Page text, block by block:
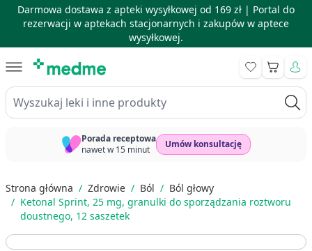
Darmowa dostawa z apteki wysyłkowej od 169 zł | Portal do
rezerwacji w aptekach stacjonarnych i zakupów w aptece
wysyłkowej.
Wyszukaj leki i inne produkty
Koszyk
Porada receptowa
nawet w 15 minut
Umów konsultację
Strona główna / Zdrowie / Ból / Ból głowy
/ Ketonal Sprint, 25 mg, granulki do sporządzania roztworu
doustnego, 12 saszetek